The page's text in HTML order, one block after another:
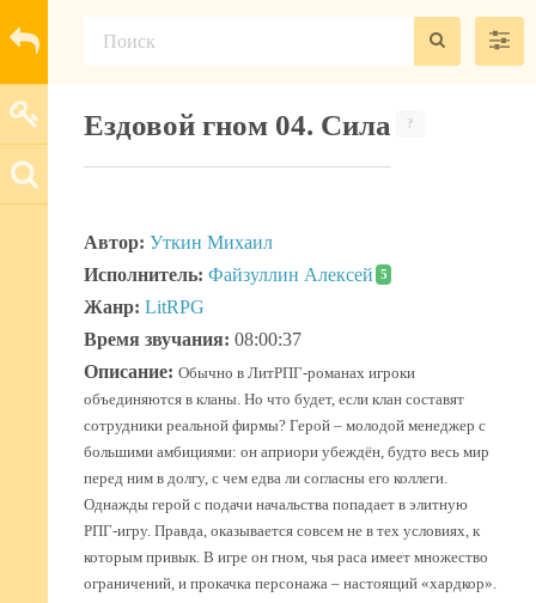
Ездовой гном 04. Сила ?
Автор: Уткин Михаил
Исполнитель: Файзуллин Алексей 5
Жанр: LitRPG
Время звучания: 08:00:37
Описание: Обычно в ЛитРПГ-романах игроки
объединяются в кланы. Но что будет, если клан составят
сотрудники реальной фирмы? Герой – молодой менеджер с
большими амбициями: он априори убеждён, будто весь мир
перед ним в долгу, с чем едва ли согласны его коллеги.
Однажды герой с подачи начальства попадает в элитную
РПГ-игру. Правда, оказывается совсем не в тех условиях, к
которым привык. В игре он гном, чья раса имеет множество
ограничений, и прокачка персонажа – настоящий «хардкор».